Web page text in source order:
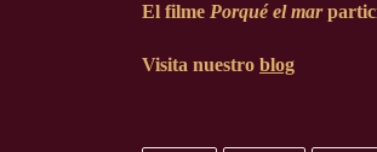
El filme Porqué el mar
Visita nuestro blog